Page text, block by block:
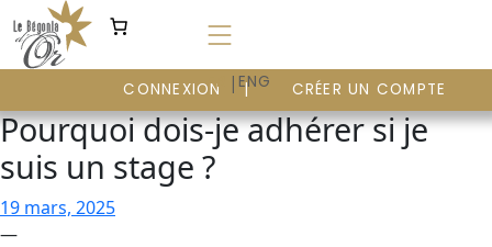
au
contenu
FR | ENG
CONNEXION CRÉER UN COMPTE
Pourquoi dois-je adhérer si je
suis un stage ?
19 mars, 2025
—